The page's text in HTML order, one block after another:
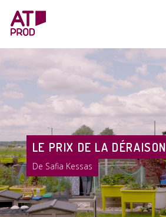
LE PRIX DE LA DÉRAISON
Safia Kessas